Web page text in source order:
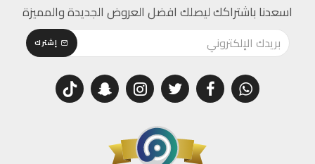
اسعدنا باشتراكك ليصلك افضل العروض الجديدة والمميزة
إشترك